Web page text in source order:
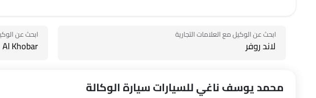
محمد يوسف ناغي للسيارات سيارة الوكالة